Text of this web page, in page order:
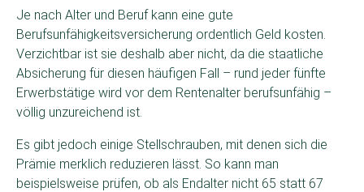
Je nach Alter und Beruf kann eine gute
Berufsunfähigkeitsversicherung ordentlich Geld kosten.
Verzichtbar ist sie deshalb aber nicht, da die staatliche
Absicherung für diesen häufigen Fall – rund jeder fünfte
Erwerbstätige wird vor dem Rentenalter berufsunfähig –
völlig unzureichend ist.
Es gibt jedoch einige Stellschrauben, mit denen sich die
Prämie merklich reduzieren lässt. So kann man
beispielsweise prüfen, ob als Endalter nicht 65 statt 67